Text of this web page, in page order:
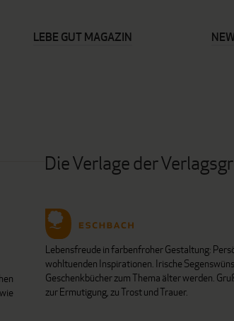
LEBE GUT MAGAZIN
Die Verlage der
Lebensfreude in farbenfroher Gestaltung:
wohltuenden Inspirationen. Irische
Geschenkbücher zum Thema älter werden.
zur Ermutigung, zu Trost und Trauer.